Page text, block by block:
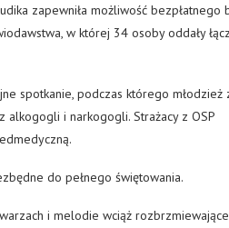
zapewniła możliwość bezpłatnego
w której 34 osoby oddały
spotkanie, podczas którego młodzież
alkogogli i narkogogli. Strażacy z OSP
do pełnego świętowania.
i melodie wciąż